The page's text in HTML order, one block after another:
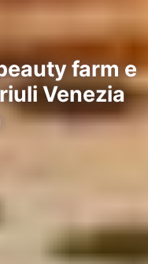
farm e
Venezia